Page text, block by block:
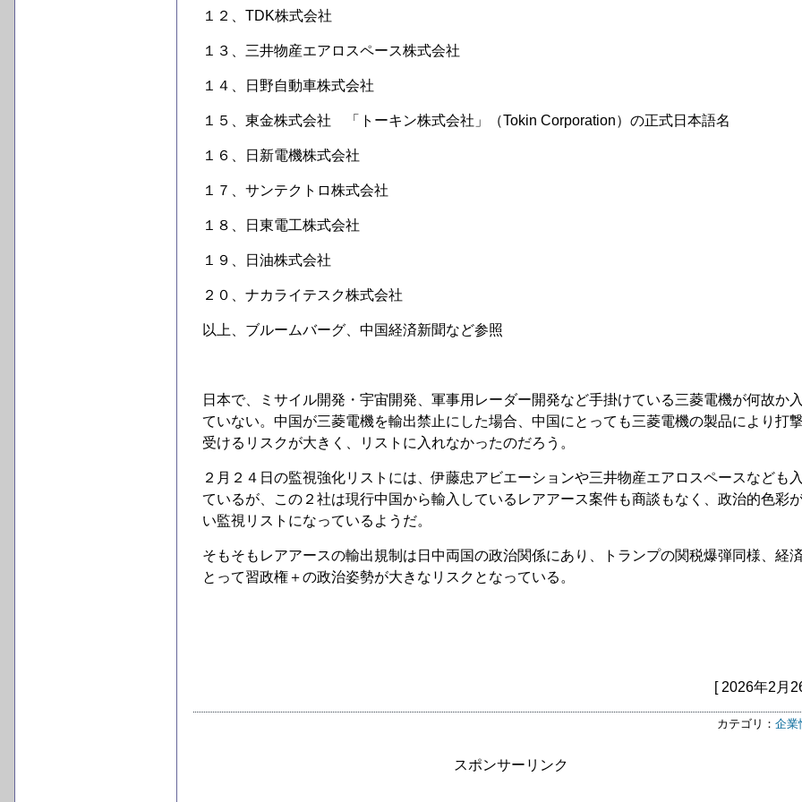
１２、TDK株式会社
１３、三井物産エアロスペース株式会社
１４、日野自動車株式会社
１５、東金株式会社 「トーキン株式会社」（Tokin Corporation）の正式日本語名
１６、日新電機株式会社
１７、サンテクトロ株式会社
１８、日東電工株式会社
１９、日油株式会社
２０、ナカライテスク株式会社
以上、ブルームバーグ、中国経済新聞など参照
日本で、ミサイル開発・宇宙開発、軍事用レーダー開発など手掛けている三菱電機が何故か
ていない。中国が三菱電機を輸出禁止にした場合、中国にとっても三菱電機の製品により打
受けるリスクが大きく、リストに入れなかったのだろう。
２月２４日の監視強化リストには、伊藤忠アビエーションや三井物産エアロスペースなども
ているが、この２社は現行中国から輸入しているレアアース案件も商談もなく、政治的色彩
い監視リストになっているようだ。
そもそもレアアースの輸出規制は日中両国の政治関係にあり、トランプの関税爆弾同様、経
とって習政権＋の政治姿勢が大きなリスクとなっている。
[ 2026年2月
カテゴリ： 企業
スポンサーリンク